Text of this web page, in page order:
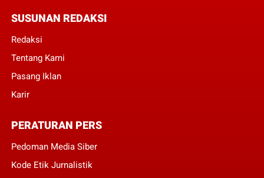
SUSUNAN REDAKSI
Redaksi
Tentang Kami
Pasang Iklan
Karir
PERATURAN PERS
Pedoman Media Siber
Kode Etik Jurnalistik